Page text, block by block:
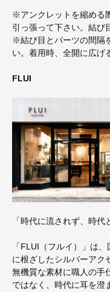
※アンクレットを縮める
引っ張って下さい。結び
※結び目とパーツの間隔
い。着用時、全開に広げ
FLUI
「時代に流されず、時代
「FLUI（フルイ）」は
に根ざしたシルバーアク
無機質な素材に職人の手
ではなく、時代に耳を澄